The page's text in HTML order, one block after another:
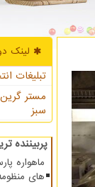
لینک
تبلیغات
مستر
سبز
پربیننده
های منظومه